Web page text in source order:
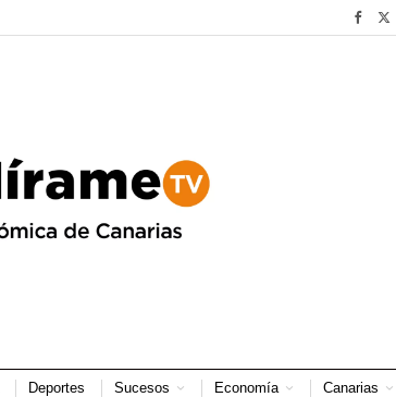
Deportes Sucesos Economía Canarias